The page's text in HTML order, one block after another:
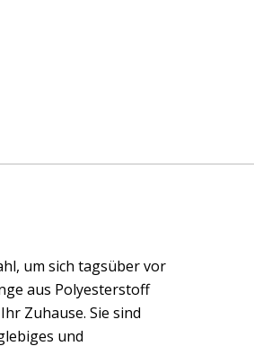
um sich tagsüber vor
aus Polyesterstoff
Zuhause. Sie sind
und